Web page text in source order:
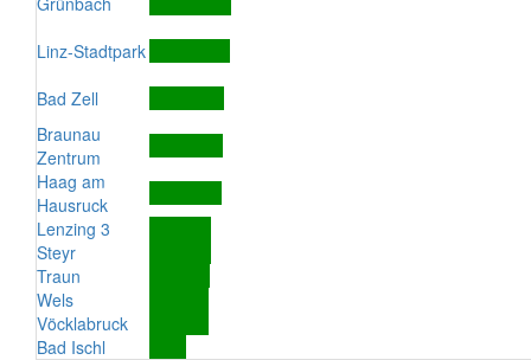
Linz-Stadtpark
Bad Zell
Braunau
Zentrum
Haag am
Hausruck
Lenzing 3
Steyr
Traun
Wels
Vöcklabruck
Bad Ischl